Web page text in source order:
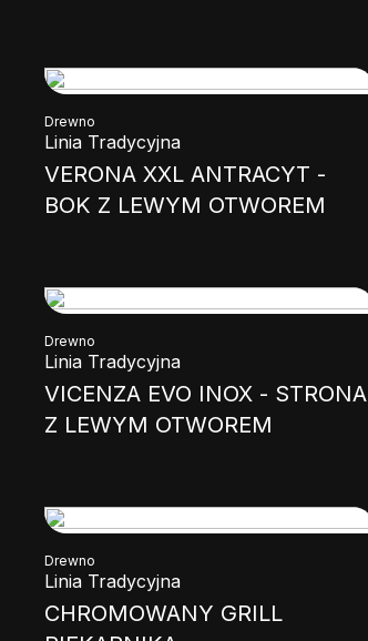
Drewno
Linia Tradycyjna
VERONA XXL ANTRACYT -
BOK Z LEWYM OTWOREM
Drewno
Linia Tradycyjna
VICENZA EVO INOX - STRONA
Z LEWYM OTWOREM
Drewno
Linia Tradycyjna
CHROMOWANY GRILL